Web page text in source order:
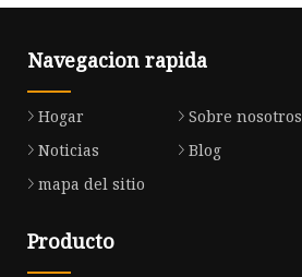
Navegacion rapida
Hogar Sobre nosotros
Noticias
Blog
mapa del sitio
Producto